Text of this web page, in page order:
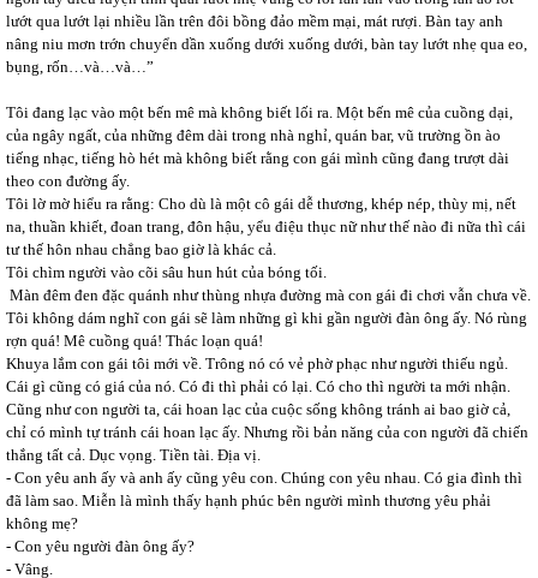
lướt qua lướt lại nhiều lần trên đôi bồng đảo mềm mại, mát rượi. Bàn tay anh
nâng niu mơn trớn chuyển dần xuống dưới xuống dưới, bàn tay lướt nhẹ qua eo,
bụng, rốn…và…và…”
Tôi đang lạc vào một bến mê mà không biết lối ra. Một bến mê của cuồng dại,
của ngây ngất, của những đêm dài trong nhà nghỉ, quán bar, vũ trường ồn ào
tiếng nhạc, tiếng hò hét mà không biết rằng con gái mình cũng đang trượt dài
theo con đường ấy.
Tôi lờ mờ hiểu ra rằng: Cho dù là một cô gái dễ thương, khép nép, thùy mị, nết
na, thuần khiết, đoan trang, đôn hậu, yểu điệu thục nữ như thế nào đi nữa thì cái
tư thế hôn nhau chẳng bao giờ là khác cả.
Tôi chìm người vào cõi sâu hun hút của bóng tối.
Màn đêm đen đặc quánh như thùng nhựa đường mà con gái đi chơi vẫn chưa về.
Tôi không dám nghĩ con gái sẽ làm những gì khi gần người đàn ông ấy. Nó rùng
rợn quá! Mê cuồng quá! Thác loạn quá!
Khuya lắm con gái tôi mới về. Trông nó có vẻ phờ phạc như người thiếu ngủ.
Cái gì cũng có giá của nó. Có đi thì phải có lại. Có cho thì người ta mới nhận.
Cũng như con người ta, cái hoan lạc của cuộc sống không tránh ai bao giờ cả,
chỉ có mình tự tránh cái hoan lạc ấy. Nhưng rồi bản năng của con người đã chiến
thắng tất cả. Dục vọng. Tiền tài. Địa vị.
- Con yêu anh ấy và anh ấy cũng yêu con. Chúng con yêu nhau. Có gia đình thì
đã làm sao. Miễn là mình thấy hạnh phúc bên người mình thương yêu phải
không mẹ?
- Con yêu người đàn ông ấy?
- Vâng.